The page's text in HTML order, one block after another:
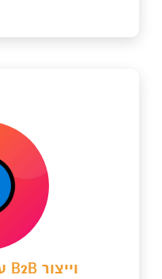
עליבאבא — סחר B2B וייצור